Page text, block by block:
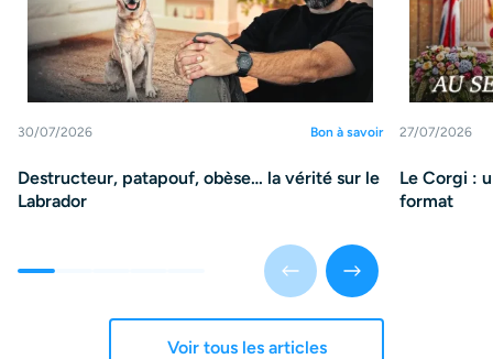
30/07/2026 Bon à savoir
Destructeur, patapouf, obèse… la vérité sur le
Labrador
27/07/2026
Le Corgi :
format
Voir tous les articles